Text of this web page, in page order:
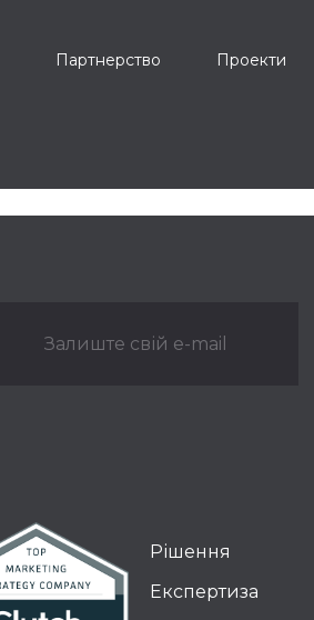
Партнерство Проекти
Рішення
Експертиза